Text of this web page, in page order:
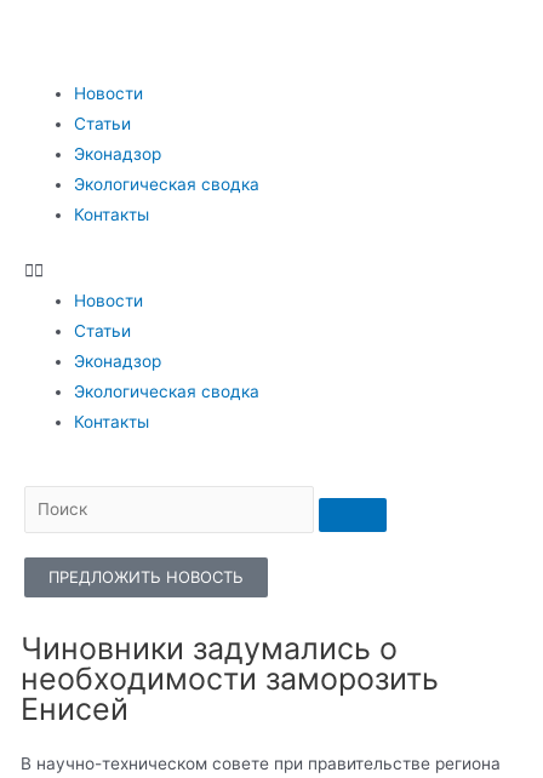
Новости
Статьи
Эконадзор
Экологическая сводка
Контакты
Новости
Статьи
Эконадзор
Экологическая сводка
Контакты
ПРЕДЛОЖИТЬ НОВОСТЬ
Чиновники задумались о
необходимости заморозить
Енисей
В научно-техническом совете при правительстве региона